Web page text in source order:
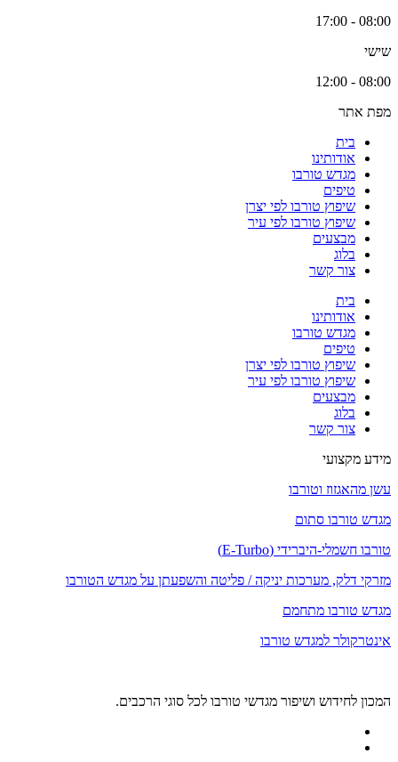
08:00 - 17:00
שישי
08:00 - 12:00
מפת אתר
בית
אודותינו
מגדש טורבו
טיפים
שיפוץ טורבו לפי יצרן
שיפוץ טורבו לפי עיר
מבצעים
בלוג
צור קשר
בית
אודותינו
מגדש טורבו
טיפים
שיפוץ טורבו לפי יצרן
שיפוץ טורבו לפי עיר
מבצעים
בלוג
צור קשר
מידע מקצועי
עשן מהאגזוז וטורבו
מגדש טורבו סתום
טורבו חשמלי-היברידי (E-Turbo)
מזרקי דלק, מערכות יניקה / פליטה והשפעתן על מגדש הטורבו
מגדש טורבו מתחמם
אינטרקולר למגדש טורבו
המכון לחידוש ושיפור מגדשי טורבו לכל סוגי הרכבים.